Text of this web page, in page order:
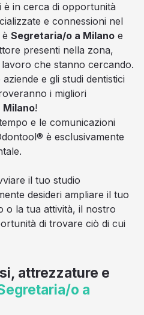
è in cerca di opportunità
e connessioni nel
Segretaria/o a Milano e
presenti nella zona,
che stanno cercando.
e gli studi dentistici
i migliori
Milano!
e le comunicazioni
è esclusivamente
il tuo studio
desideri ampliare il tuo
o la tua attività, il nostro
di trovare ciò di cui
attrezzature e
o a